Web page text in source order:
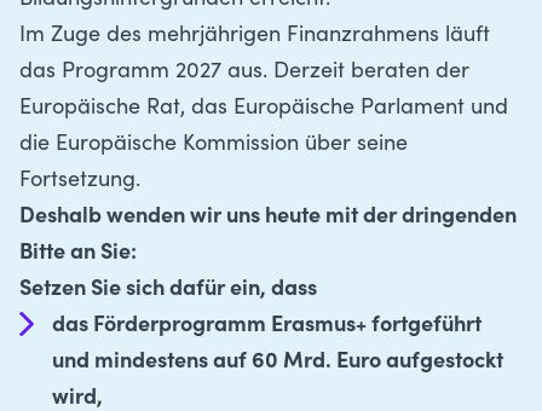
Im Zuge des mehrjährigen Finanzrahmens läuft
das Programm 2027 aus. Derzeit beraten der
Europäische Rat, das Europäische Parlament und
die Europäische Kommission über seine
Fortsetzung.
Deshalb wenden wir uns heute mit der dringenden
Bitte an Sie:
Setzen Sie sich dafür ein, dass
das Förderprogramm Erasmus+ fortgeführt
und mindestens auf 60 Mrd. Euro aufgestockt
wird,